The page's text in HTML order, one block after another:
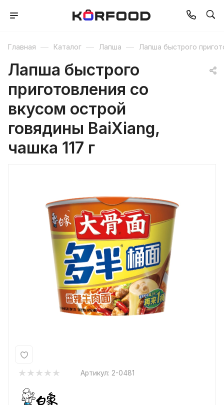
Главная — Каталог — Лапша — Лапша быстрого
Лапша быстрого
приготовления со
вкусом острой
говядины BaiXiang,
чашка 117 г
Артикул: 2-0481